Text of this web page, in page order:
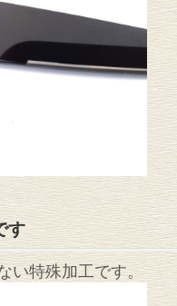
す
い特殊加工です。